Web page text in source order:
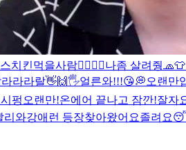
치킨먹을사람🙋‍♀️🙋‍♂️나좀 살려줭
라라랄👋🙌🖐얼른와!!!😘💭오랜만
펑 오랜만!온에어 끝나고 잠깐!잘자
리와강애런 등장찾아왔어요졸려요